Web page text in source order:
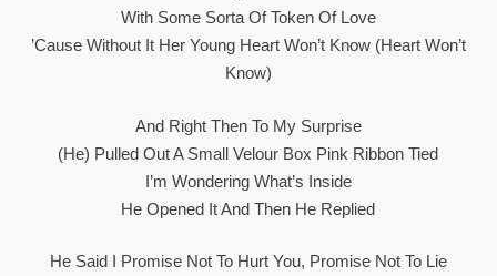
With Some Sorta Of Token Of Love
’cause Without It Her Young Heart Won’t Know (heart Won’t
Know)
And Right Then To My Surprise
(He) Pulled Out A Small Velour Box Pink Ribbon Tied
I’m Wondering What’s Inside
He Opened It And Then He Replied
He Said I Promise Not To Hurt You, Promise Not To Lie